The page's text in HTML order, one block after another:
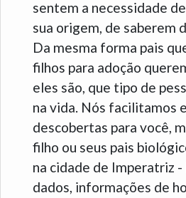
sentem a necessidade
sua origem, de saberem
Da mesma forma pais
filhos para adoção
eles são, que tipo de
na vida. Nós facilitamos
descobertas para você,
filho ou seus pais
na cidade de Imperatriz -
dados, informações de